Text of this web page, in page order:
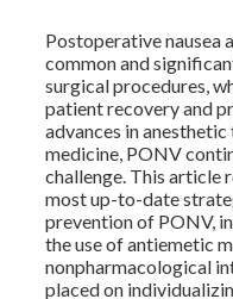
Postoperative nausea
common and
surgical procedures,
patient recovery and
advances in
medicine, PONV
challenge. This article
most up-to-date
prevention of PONV,
the use of antiemetic
nonpharmacological
placed on